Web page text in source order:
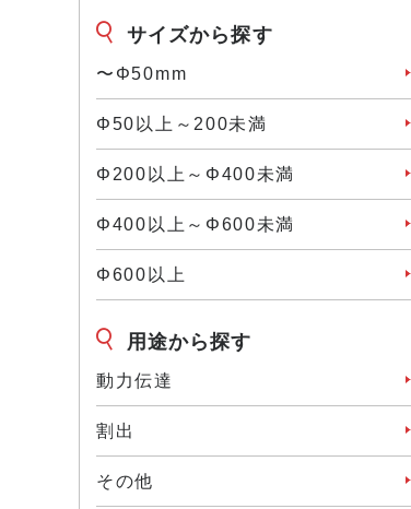
サイズから探す
〜Φ50mm
Φ50以上～200未満
Φ200以上～Φ400未満
Φ400以上～Φ600未満
Φ600以上
用途から探す
動力伝達
割出
その他